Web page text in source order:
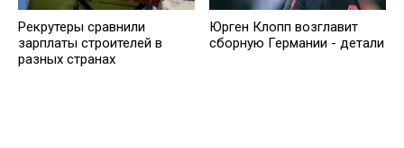
Рекрутеры сравнили
зарплаты строителей в
разных странах
Юрген Клопп возглавит
сборную Германии - детали